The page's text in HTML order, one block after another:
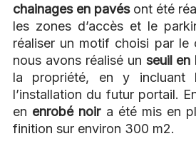
chainages en pavésont été
les zones d’accès et le
réaliser un motif choisi par le
nous avons réalisé un seuil en
la propriété, en y incluant
l’installation du futur portail.
en enrobé noira été mis en
finition sur environ 300 m2.